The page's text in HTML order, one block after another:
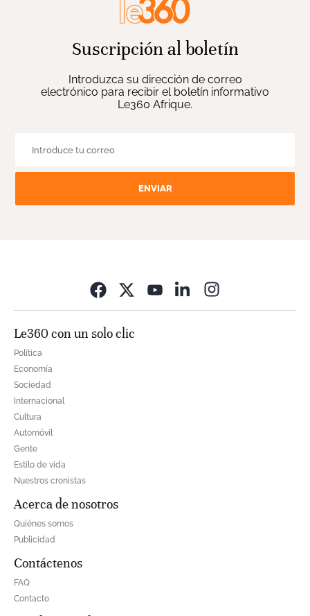
Suscripción al boletín
Introduzca su dirección de correo
electrónico para recibir el boletín informativo
Le360 Afrique.
ENVIAR
Le360 con un solo clic
Política
Economía
Sociedad
Internacional
Cultura
Automóvil
Gente
Estilo de vida
Nuestros cronistas
Acerca de nosotros
Quiénes somos
Publicidad
Contáctenos
FAQ
Contacto